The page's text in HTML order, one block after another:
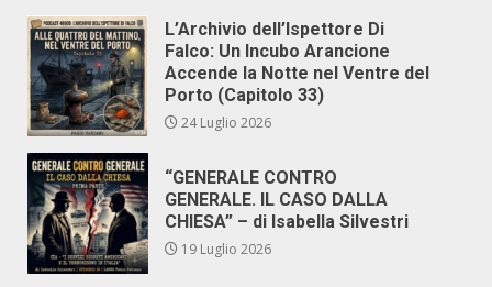
L’Archivio dell’Ispettore Di
Falco: Un Incubo Arancione
Accende la Notte nel Ventre del
Porto (Capitolo 33)
24 Luglio 2026
“GENERALE CONTRO
GENERALE. IL CASO DALLA
CHIESA” – di Isabella Silvestri
19 Luglio 2026